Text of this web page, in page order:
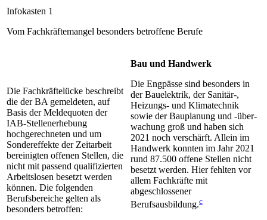
Infokasten 1
Vom Fachkräftemangel besonders betroffene Berufe
Die Fachkräftelücke beschreibt
die der BA gemeldeten, auf
Basis der Meldequoten der
IAB-Stellenerhebung
hochgerechneten und um
Sondereffekte der Zeitarbeit
bereinigten offenen Stel­len, die
nicht mit passend qualifizierten
Arbeitslosen besetzt werden
können. Die folgenden
Berufsbereiche gelten als
beson­ders betroffen:
Bau und Handwerk
Die Engpässe sind besonders in
der Bauelektrik, der Sanitär-,
Heizungs- und Klimatechnik
sowie der Bauplanung und ‑über­
wachung groß und haben sich
2021 noch verschärft. Allein im
Handwerk konnten im Jahr 2021
rund 87.500 offene Stellen nicht
besetzt werden. Hier fehlten vor
allem Fachkräfte mit
abgeschlossener
Berufsausbildung.c